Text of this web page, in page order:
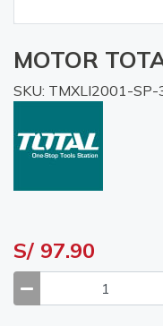
MOTOR
SKU: TMXLI2001-SP-
S/ 97.90